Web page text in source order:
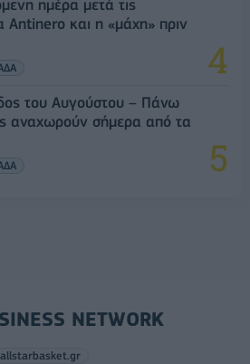
ημέρα μετά τις
Antinero και η «μάχη» πριν
του Αυγούστου – Πάνω
αναχωρούν σήμερα από τα
NETWORK
allstarbasket.gr